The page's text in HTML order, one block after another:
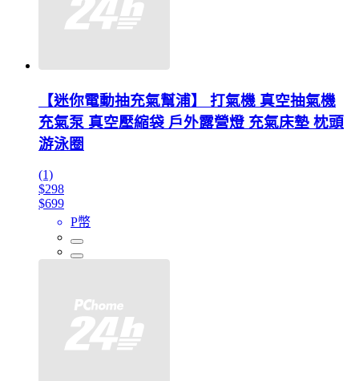
【迷你電動抽充氣幫浦】 打氣機 真空抽氣機
充氣泵 真空壓縮袋 戶外露營燈 充氣床墊 枕頭
游泳圈
(1)
$298
$699
P幣